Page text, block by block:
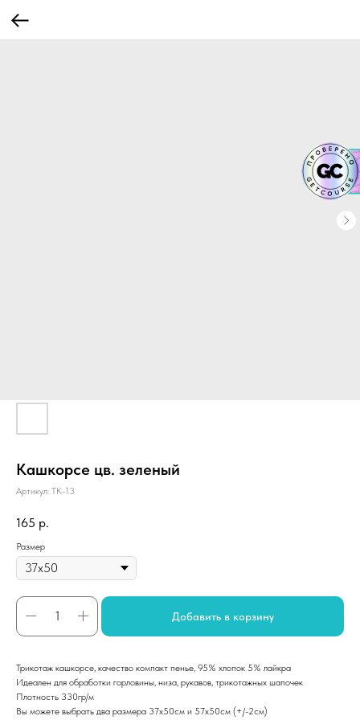
Кашкорсе цв. зеленый
Артикул: ТК-13
165 р.
Размер
Добавить в корзину
Трикотаж кашкорсе, качество компакт пенье, 95% хлопок 5% лайкра
Идеален для обработки горловины, низа, рукавов, трикотажных шапочек
Плотность 330гр/м
Вы можете выбрать два размера 37х50см и 57х50см (+/-2см)